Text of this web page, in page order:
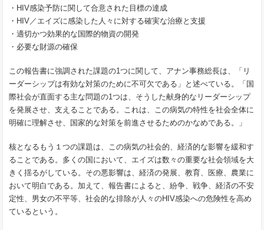
・ HIV感染予防に関して合意された目標の達成
・ HIV／エイズに感染した人々に対する確実な治療と支援
・適切かつ効果的な国際的物資の開発
・必要な財源の確保
この報告書に強調された課題の1つに関して、アナン事務総長は、「リ
ーダーシップは有効な対策のために不可欠である」と述べている。「国
際社会が直面する主な問題の1つは、そうした献身的なリーダーシップ
を発展させ、支えることである。これは、この病気の特性を社会全体に
明確に理解させ、国家的な対策を前進させるためのかなめである。」
核となるもう１つの課題は、この病気の社会的、経済的な影響を緩和す
ることである。多くの国において、エイズは数々の重要な社会領域を大
きく揺るがしている。その悪影響は、経済の発展、教育、医療、農業に
おいて明白である。加えて、報告書によると、紛争、戦争、経済の不安
定性、男女の不平等、社会的な排除が人々のHIV感染への危険性を高め
ているという。